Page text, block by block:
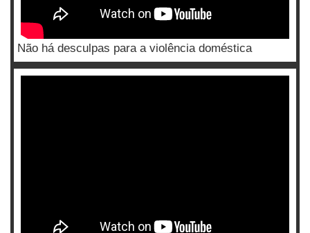
Não há desculpas para a violência doméstica